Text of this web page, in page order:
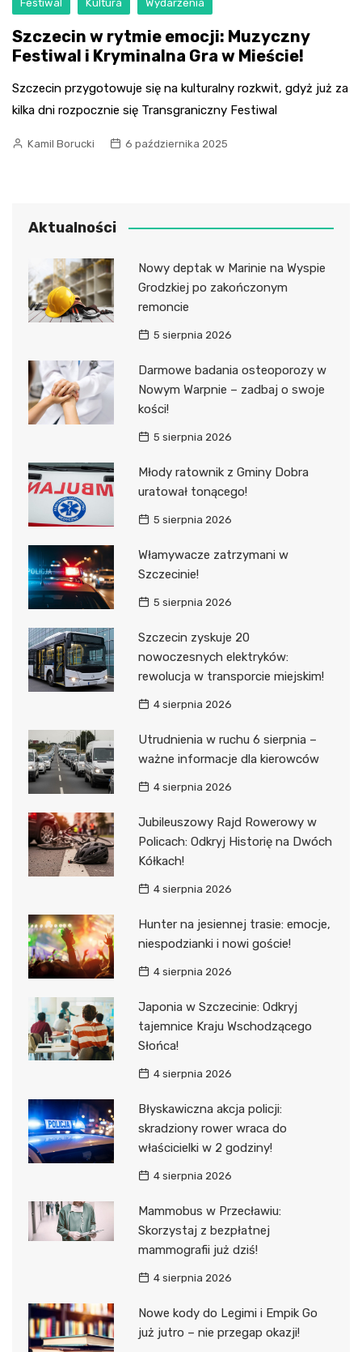
Festiwal Kultura Wydarzenia
Szczecin w rytmie emocji: Muzyczny
Festiwal i Kryminalna Gra w Mieście!
Szczecin przygotowuje się na kulturalny rozkwit, gdyż już za
kilka dni rozpocznie się Transgraniczny Festiwal
Kamil Borucki 6 października 2025
Aktualności
Nowy deptak w Marinie na Wyspie
Grodzkiej po zakończonym
remoncie
5 sierpnia 2026
Darmowe badania osteoporozy w
Nowym Warpnie – zadbaj o swoje
kości!
5 sierpnia 2026
Młody ratownik z Gminy Dobra
uratował tonącego!
5 sierpnia 2026
Włamywacze zatrzymani w
Szczecinie!
5 sierpnia 2026
Szczecin zyskuje 20
nowoczesnych elektryków:
rewolucja w transporcie miejskim!
4 sierpnia 2026
Utrudnienia w ruchu 6 sierpnia –
ważne informacje dla kierowców
4 sierpnia 2026
Jubileuszowy Rajd Rowerowy w
Policach: Odkryj Historię na Dwóch
Kółkach!
4 sierpnia 2026
Hunter na jesiennej trasie: emocje,
niespodzianki i nowi goście!
4 sierpnia 2026
Japonia w Szczecinie: Odkryj
tajemnice Kraju Wschodzącego
Słońca!
4 sierpnia 2026
Błyskawiczna akcja policji:
skradziony rower wraca do
właścicielki w 2 godziny!
4 sierpnia 2026
Mammobus w Przecławiu:
Skorzystaj z bezpłatnej
mammografii już dziś!
4 sierpnia 2026
Nowe kody do Legimi i Empik Go
już jutro – nie przegap okazji!